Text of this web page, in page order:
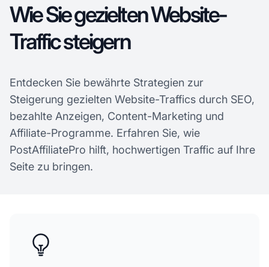
Wie Sie gezielten Website-
Traffic steigern
Entdecken Sie bewährte Strategien zur
Steigerung gezielten Website-Traffics durch SEO,
bezahlte Anzeigen, Content-Marketing und
Affiliate-Programme. Erfahren Sie, wie
PostAffiliatePro hilft, hochwertigen Traffic auf Ihre
Seite zu bringen.